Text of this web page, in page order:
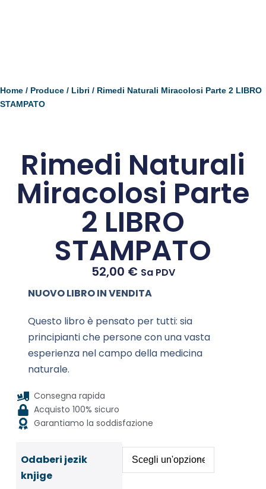
Home / Produce / Libri / Rimedi Naturali Miracolosi Parte 2 LIBRO
STAMPATO
Rimedi Naturali
Miracolosi Parte
2 LIBRO
STAMPATO
52,00 € Sa PDV
NUOVO LIBRO IN VENDITA
Questo libro è pensato per tutti: sia
principianti che persone con una vasta
esperienza nel campo della medicina
naturale.
Consegna rapida
Acquisto 100% sicuro
Garantiamo la soddisfazione
Odaberi jezik
knjige